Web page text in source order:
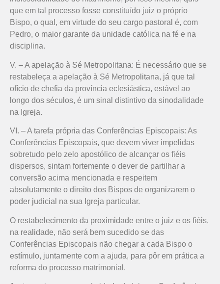
que em tal processo fosse constituído juiz o próprio
Bispo, o qual, em virtude do seu cargo pastoral é, com
Pedro, o maior garante da unidade católica na fé e na
disciplina.
V. – A apelação à Sé Metropolitana: É necessário que se
restabeleça a apelação à Sé Metropolitana, já que tal
ofício de chefia da província eclesiástica, estável ao
longo dos séculos, é um sinal distintivo da sinodalidade
na Igreja.
VI. – A tarefa própria das Conferências Episcopais: As
Conferências Episcopais, que devem viver impelidas
sobretudo pelo zelo apostólico de alcançar os fiéis
dispersos, sintam fortemente o dever de partilhar a
conversão acima mencionada e respeitem
absolutamente o direito dos Bispos de organizarem o
poder judicial na sua Igreja particular.
O restabelecimento da proximidade entre o juiz e os fiéis,
na realidade, não será bem sucedido se das
Conferências Episcopais não chegar a cada Bispo o
estímulo, juntamente com a ajuda, para pôr em prática a
reforma do processo matrimonial.